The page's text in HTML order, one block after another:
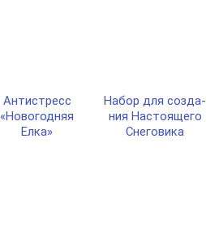
Антис­тресс
«Ново­год­няя
Елка»
Набор для соз­да­
ния Нас­то­яще­го
Сне­го­ви­ка